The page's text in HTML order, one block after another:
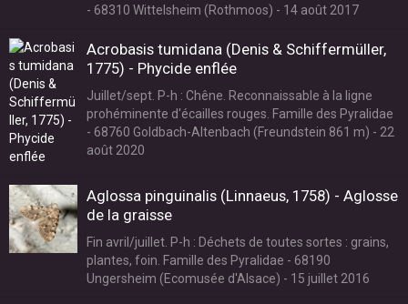
- 68310 Wittelsheim (Rothmoos) - 14 août 2017
Acrobasis tumidana (Denis & Schiffermüller,
1775) - Phycide enflée
Juillet/sept. P-h : Chêne. Reconnaissable à la ligne
prohéminente d'écailles rouges. Famille des Pyralidae
- 68760 Goldbach-Altenbach (Freundstein 861 m) - 22
août 2020
Aglossa pinguinalis (Linnaeus, 1758) - Aglosse
de la graisse
Fin avril/juillet. P-h : Déchets de toutes sortes : grains,
plantes, foin. Famille des Pyralidae - 68190
Ungersheim (Ecomusée d'Alsace) - 15 juillet 2016